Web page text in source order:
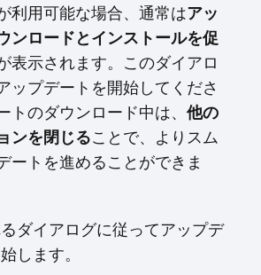
利用可能な場合、通常はアッ
ンロードとインストールを促
表示されます。このダイアロ
ップデートを開始してくださ
トのダウンロード中は、 他の
ンを閉じることで、よりスム
ートを進めることができま
ダイアログに従ってアップデ
します。